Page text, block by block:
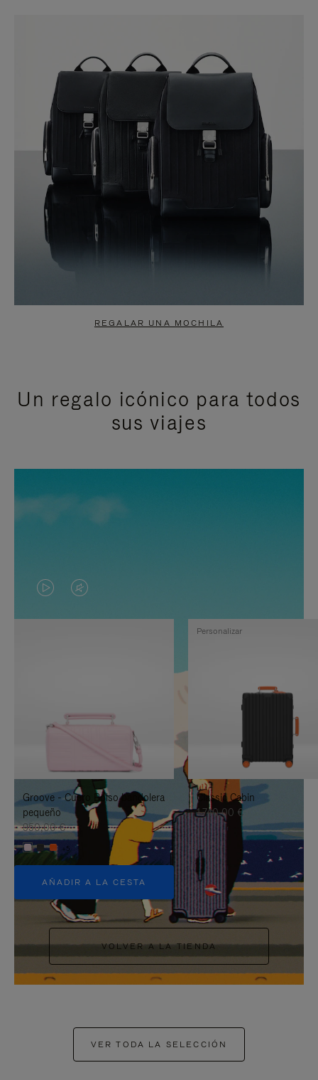
REGALAR UNA MOCHILA
Un regalo icónico para todos
sus viajes
EL
VÍDEO
PULSE
PAUSARLO.
EL
SONIDO
DESACTIVADO:
PULSE
PARA
ACTIVARLO.
Groove - Cuero Bolso bandolera
pequeño
950,00 €
+5
AÑADIR A LA CESTA
Classic Cabin
1.740,00 €
Personalizar
VOLVER A LA TIENDA
VER TODA LA SELECCIÓN